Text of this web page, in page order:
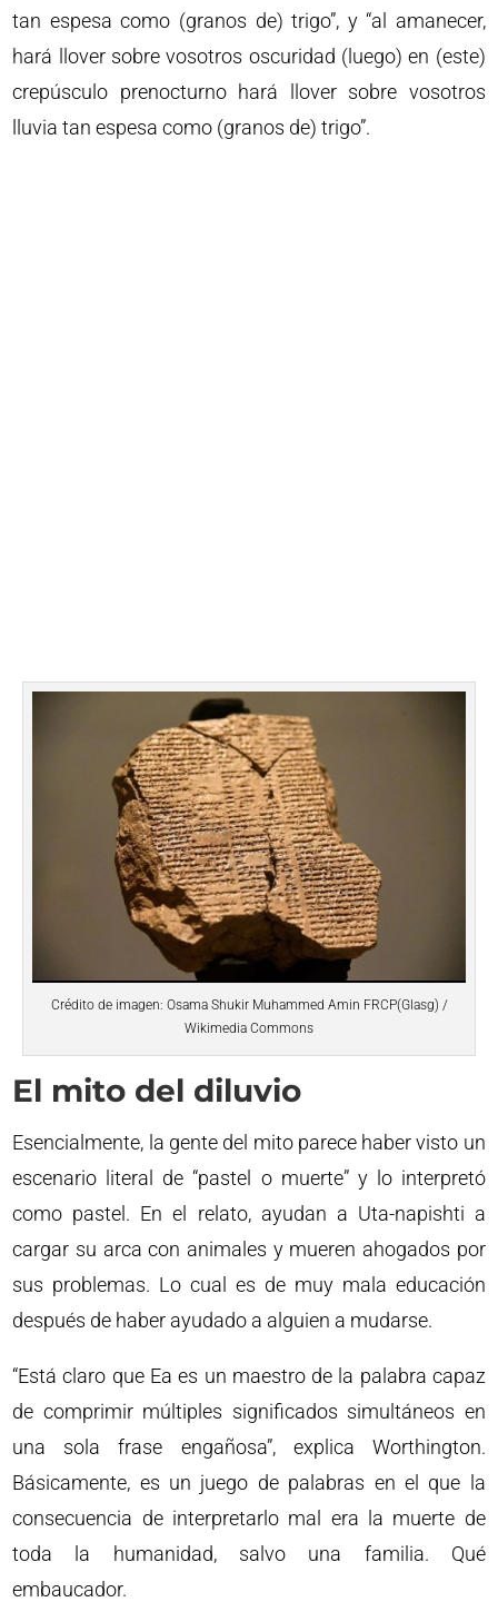
tan espesa como (granos de) trigo”, y “al amanecer,
hará llover sobre vosotros oscuridad (luego) en (este)
crepúsculo prenocturno hará llover sobre vosotros
lluvia tan espesa como (granos de) trigo”.
Crédito de imagen: Osama Shukir Muhammed Amin FRCP(Glasg) /
Wikimedia Commons
El mito del diluvio
Esencialmente, la gente del mito parece haber visto un
escenario literal de “pastel o muerte” y lo interpretó
como pastel. En el relato, ayudan a Uta-napishti a
cargar su arca con animales y mueren ahogados por
sus problemas. Lo cual es de muy mala educación
después de haber ayudado a alguien a mudarse.
“Está claro que Ea es un maestro de la palabra capaz
de comprimir múltiples significados simultáneos en
una sola frase engañosa”, explica Worthington.
Básicamente, es un juego de palabras en el que la
consecuencia de interpretarlo mal era la muerte de
toda la humanidad, salvo una familia. Qué
embaucador.